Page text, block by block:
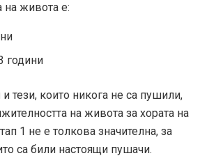
на живота е:
години
тези, които никога не са пушили,
на живота за хората на
1 не е толкова значителна, за
са били настоящи пушачи.